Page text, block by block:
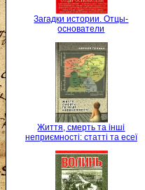
Загадки истории. Отцы-
основатели
Життя, смерть та інші
неприємності: статті та есеї